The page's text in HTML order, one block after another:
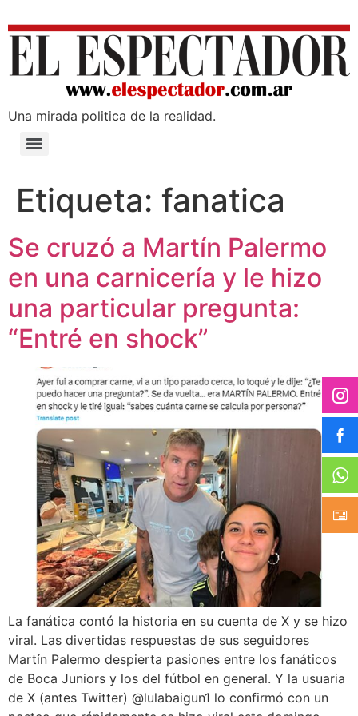
Una mirada poli­tica de la realidad.
Etiqueta: fanatica
Se cruzó a Martín Palermo
en una carnicería y le hizo
una particular pregunta:
“Entré en shock”
La fanática contó la historia en su cuenta de X y se hizo
viral. Las divertidas respuestas de sus seguidores
Martín Palermo despierta pasiones entre los fanáticos
de Boca Juniors y los del fútbol en general. Y la usuaria
de X (antes Twitter) @lulabaigun1 lo confirmó con un